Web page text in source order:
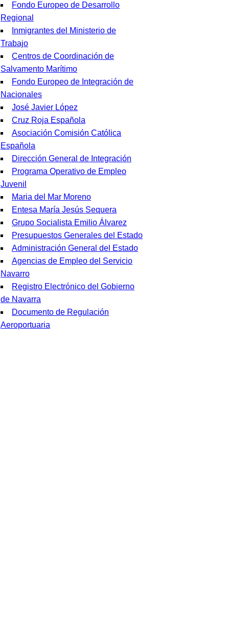
Fondo Europeo de Desarrollo
Regional
Inmigrantes del Ministerio de
Trabajo
Centros de Coordinación de
Salvamento Marítimo
Fondo Europeo de Integración de
Nacionales
José Javier López
Cruz Roja Española
Asociación Comisión Católica
Española
Dirección General de Integración
Programa Operativo de Empleo
Juvenil
Maria del Mar Moreno
Entesa María Jesús Sequera
Grupo Socialista Emilio Álvarez
Presupuestos Generales del Estado
Administración General del Estado
Agencias de Empleo del Servicio
Navarro
Registro Electrónico del Gobierno
de Navarra
Documento de Regulación
Aeroportuaria